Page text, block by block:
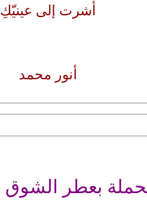
أشرت إلى عينيّكِ
أنور محمد
بعطر الشوق